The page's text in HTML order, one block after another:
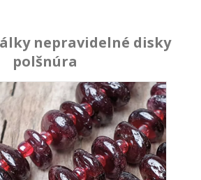
nepravidelné disky
polšnúra